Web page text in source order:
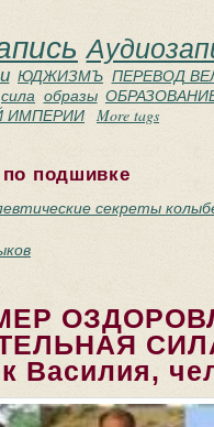
ЮДЖИЗМЪ ПЕРЕВОД
сила образы
ИМПЕРИИ
More tags
по подшивке
секреты
Василия,